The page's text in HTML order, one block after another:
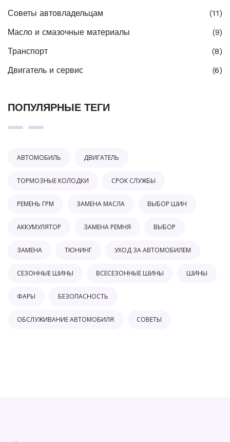
Советы автовладельцам
(11)
Масло и смазочные материалы
(9)
Транспорт
(8)
Двигатель и сервис
(6)
ПОПУЛЯРНЫЕ ТЕГИ
АВТОМОБИЛЬ ДВИГАТЕЛЬ
ТОРМОЗНЫЕ КОЛОДКИ СРОК СЛУЖБЫ
РЕМЕНЬ ГРМ ЗАМЕНА МАСЛА ВЫБОР ШИН
АККУМУЛЯТОР ЗАМЕНА РЕМНЯ ВЫБОР
ЗАМЕНА ТЮНИНГ УХОД ЗА АВТОМОБИЛЕМ
СЕЗОННЫЕ ШИНЫ ВСЕСЕЗОННЫЕ ШИНЫ ШИНЫ
ФАРЫ БЕЗОПАСНОСТЬ
ОБСЛУЖИВАНИЕ АВТОМОБИЛЯ СОВЕТЫ